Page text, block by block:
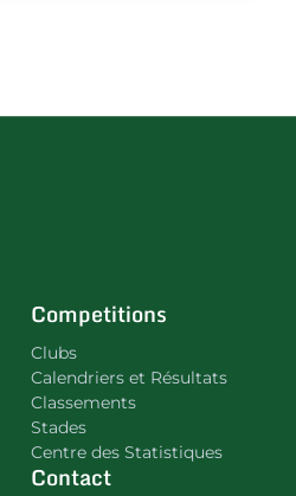
Competitions
Clubs
Calendriers et Résultats
Classements
Stades
Centre des Statistiques
Contact